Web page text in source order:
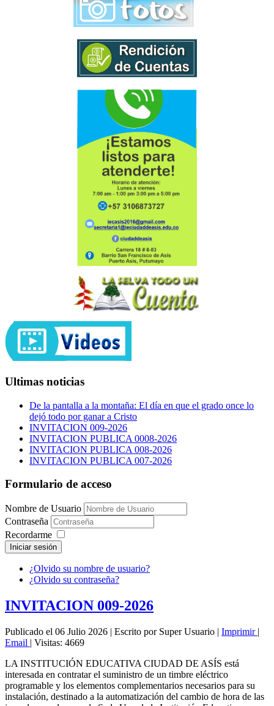
Ultimas noticias
De la pantalla a la montaña: El día en que el grado once lo
dejó todo por ganar a Cristo
INVITACION 009-2026
INVITACION PUBLICA 0008-2026
INVITACION PUBLICA 008-2026
INVITACION PUBLICA 007-2026
Formulario de acceso
Nombre de Usuario
Contraseña
Recordarme
Iniciar sesión
¿Olvido su nombre de usuario?
¿Olvido su contraseña?
INVITACION 009-2026
Publicado el 06 Julio 2026 | Escrito por Super Usuario | Imprimir |
Email | Visitas: 4669
LA INSTITUCIÓN EDUCATIVA CIUDAD DE ASÍS está
interesada en contratar el suministro de un timbre eléctrico
programable y los elementos complementarios necesarios para su
instalación, destinado a la automatización del cambio de hora de las